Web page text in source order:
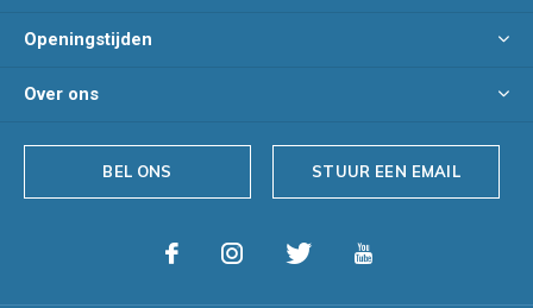
Openingstijden
Over ons
BEL ONS STUUR EEN EMAIL